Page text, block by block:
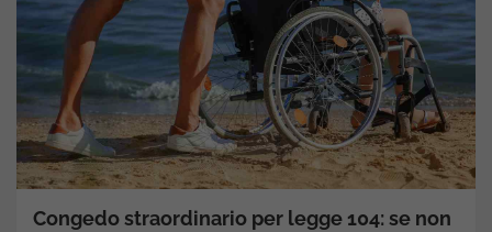
Congedo straordinario per legge 104: se non